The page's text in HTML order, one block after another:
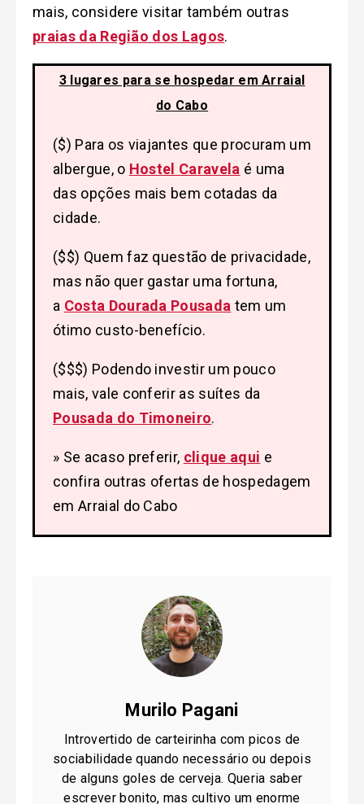
mais, considere visitar também outras
praias da Região dos Lagos.
3 lugares para se hospedar em Arraial
do Cabo
($) Para os viajantes que procuram um
albergue, o Hostel Caravela é uma
das opções mais bem cotadas da
cidade.
($$) Quem faz questão de privacidade,
mas não quer gastar uma fortuna,
a Costa Dourada Pousada tem um
ótimo custo-benefício.
($$$) Podendo investir um pouco
mais, vale conferir as suítes da
Pousada do Timoneiro.
» Se acaso preferir, clique aqui e
confira outras ofertas de hospedagem
em Arraial do Cabo
Murilo Pagani
Introvertido de carteirinha com picos de
sociabilidade quando necessário ou depois
de alguns goles de cerveja. Queria saber
escrever bonito, mas cultivo um enorme